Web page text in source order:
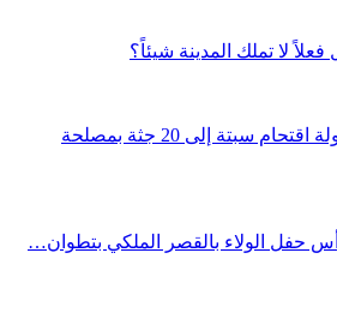
لا تملك المدينة شيئاً؟
ارتفاع حصيلة ضحايا محاولة اقتحام سبتة إلى 20 جثة بمصلحة
حفل الولاء بالقصر الملكي بتطوان…